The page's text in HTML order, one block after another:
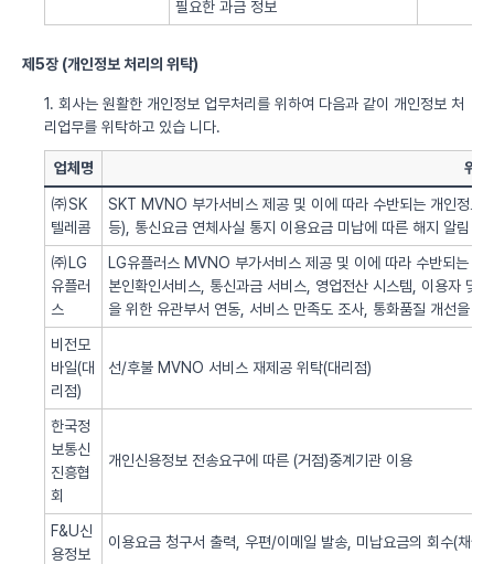
필요한 과금 정보
제5장 (개인정보 처리의 위탁)
1. 회사는 원활한 개인정보 업무처리를 위하여 다음과 같이 개인정보 처
리업무를 위탁하고 있습 니다.
업체명 위탁
㈜SK
텔레콤
SKT MVNO 부가서비스 제공 및 이에 따라 수반되는 개인정보
등), 통신요금 연체사실 통지 이용요금 미납에 따른 해지 알림 업
㈜LG
유플러
스
LG유플러스 MVNO 부가서비스 제공 및 이에 따라 수반되는
본인확인서비스, 통신과금 서비스, 영업전산 시스템, 이용자 및
을 위한 유관부서 연동, 서비스 만족도 조사, 통화품질 개선을 위
비전모
바일(대
리점)
선/후불 MVNO 서비스 재제공 위탁(대리점)
한국정
보통신
진흥협
회
개인신용정보 전송요구에 따른 (거점)중계기관 이용
F&U신
용정보
이용요금 청구서 출력, 우편/이메일 발송, 미납요금의 회수(채권